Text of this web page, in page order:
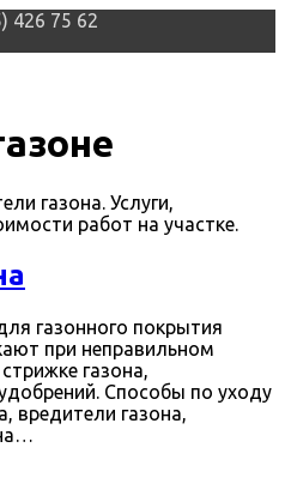
426 75 62
газона. Услуги,
работ на участке.
газонного покрытия
при неправильном
газона,
Способы по уходу
вредители газона,